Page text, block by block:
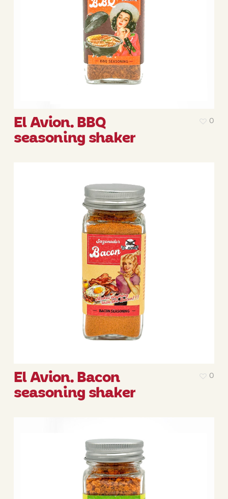
El Avion. BBQ
seasoning shaker
0
El Avion. Bacon
seasoning shaker
0